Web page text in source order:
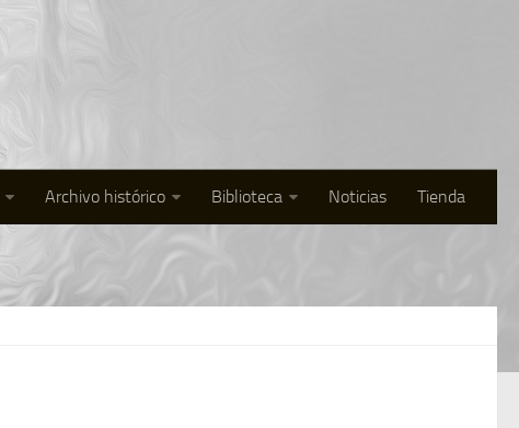
Archivo histórico Biblioteca Noticias Tienda